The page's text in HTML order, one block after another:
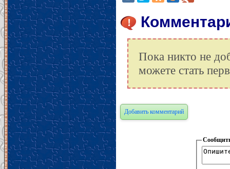
Пока никто не
можете стать
Добавить комментарий